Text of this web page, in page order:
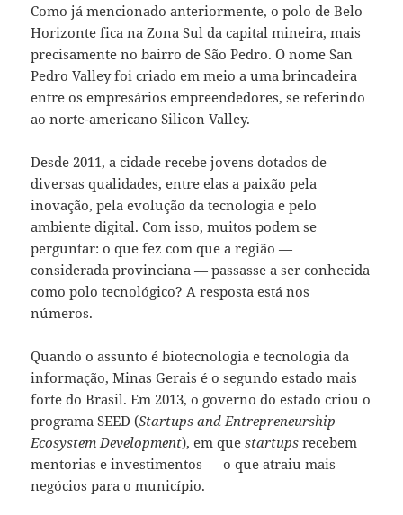
Como já mencionado anteriormente, o polo de Belo
Horizonte fica na Zona Sul da capital mineira, mais
precisamente no bairro de São Pedro. O nome San
Pedro Valley foi criado em meio a uma brincadeira
entre os empresários empreendedores, se referindo
ao norte-americano Silicon Valley.
Desde 2011, a cidade recebe jovens dotados de
diversas qualidades, entre elas a paixão pela
inovação, pela evolução da tecnologia e pelo
ambiente digital. Com isso, muitos podem se
perguntar: o que fez com que a região —
considerada provinciana — passasse a ser conhecida
como polo tecnológico? A resposta está nos
números.
Quando o assunto é biotecnologia e tecnologia da
informação, Minas Gerais é o segundo estado mais
forte do Brasil. Em 2013, o governo do estado criou o
programa SEED (Startups and Entrepreneurship
Ecosystem Development), em questartups recebem
mentorias e investimentos — o que atraiu mais
negócios para o município.